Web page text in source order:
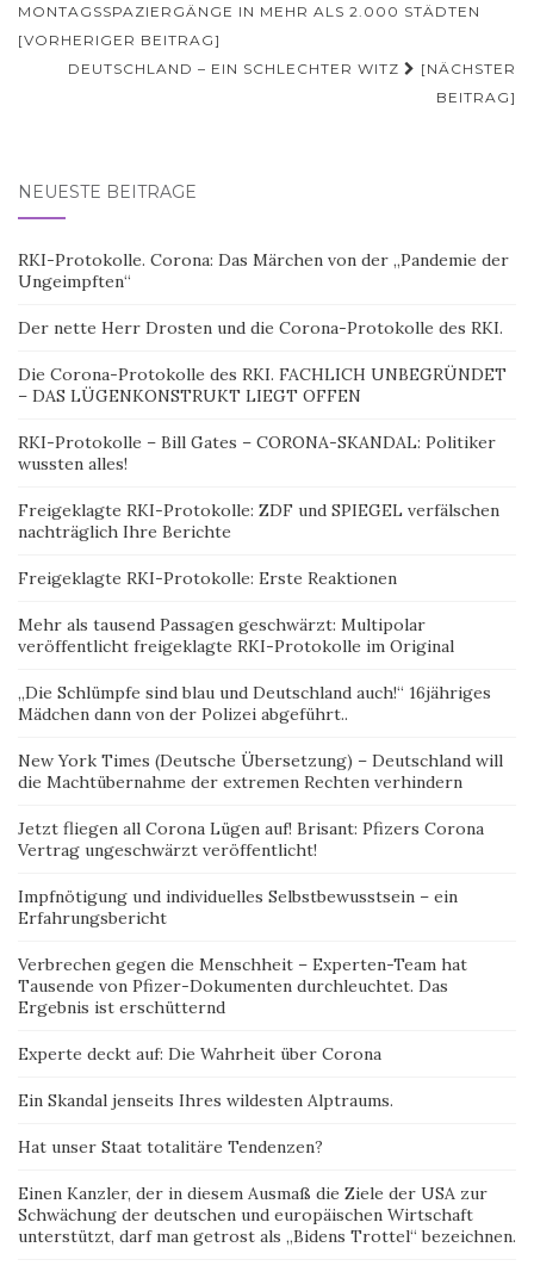
MONTAGSSPAZIERGÄNGE IN MEHR ALS 2.000 STÄDTEN
[VORHERIGER BEITRAG]
DEUTSCHLAND – EIN SCHLECHTER WITZ
[NÄCHSTER
BEITRAG]
NEUESTE BEITRÄGE
RKI-Protokolle. Corona: Das Märchen von der „Pandemie der
Ungeimpften“
Der nette Herr Drosten und die Corona-Protokolle des RKI.
Die Corona-Protokolle des RKI. FACHLICH UNBEGRÜNDET
– DAS LÜGENKONSTRUKT LIEGT OFFEN
RKI-Protokolle – Bill Gates – CORONA-SKANDAL: Politiker
wussten alles!
Freigeklagte RKI-Protokolle: ZDF und SPIEGEL verfälschen
nachträglich Ihre Berichte
Freigeklagte RKI-Protokolle: Erste Reaktionen
Mehr als tausend Passagen geschwärzt: Multipolar
veröffentlicht freigeklagte RKI-Protokolle im Original
„Die Schlümpfe sind blau und Deutschland auch!“ 16jähriges
Mädchen dann von der Polizei abgeführt..
New York Times (Deutsche Übersetzung) – Deutschland will
die Machtübernahme der extremen Rechten verhindern
Jetzt fliegen all Corona Lügen auf! Brisant: Pfizers Corona
Vertrag ungeschwärzt veröffentlicht!
Impfnötigung und individuelles Selbstbewusstsein – ein
Erfahrungsbericht
Verbrechen gegen die Menschheit – Experten-Team hat
Tausende von Pfizer-Dokumenten durchleuchtet. Das
Ergebnis ist erschütternd
Experte deckt auf: Die Wahrheit über Corona
Ein Skandal jenseits Ihres wildesten Alptraums.
Hat unser Staat totalitäre Tendenzen?
Einen Kanzler, der in diesem Ausmaß die Ziele der USA zur
Schwächung der deutschen und europäischen Wirtschaft
unterstützt, darf man getrost als „Bidens Trottel“ bezeichnen.